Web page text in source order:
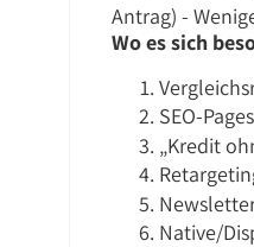
Antrag) -
Wo es sich
SEO-
„Kredit
Native/